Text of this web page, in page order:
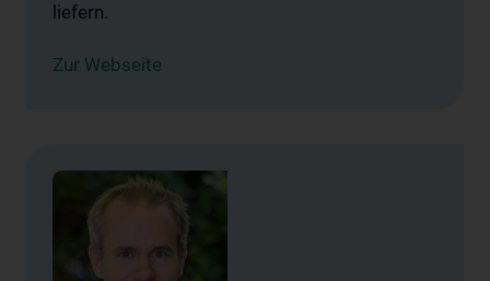
liefern.
Zur Webseite